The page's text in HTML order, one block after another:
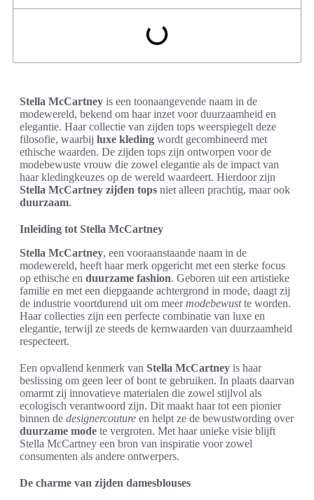
Stella McCartney is een toonaangevende naam in de
modewereld, bekend om haar inzet voor duurzaamheid en
elegantie. Haar collectie van zijden tops weerspiegelt deze
filosofie, waarbij luxe kleding wordt gecombineerd met
ethische waarden. De zijden tops zijn ontworpen voor de
modebewuste vrouw die zowel elegantie als de impact van
haar kledingkeuzes op de wereld waardeert. Hierdoor zijn
Stella McCartney zijden tops niet alleen prachtig, maar ook
duurzaam.
Inleiding tot Stella McCartney
Stella McCartney, een vooraanstaande naam in de
modewereld, heeft haar merk opgericht met een sterke focus
op ethische en duurzame fashion. Geboren uit een artistieke
familie en met een diepgaande achtergrond in mode, daagt zij
de industrie voortdurend uit om meermodebewustte worden.
Haar collecties zijn een perfecte combinatie van luxe en
elegantie, terwijl ze steeds de kernwaarden van duurzaamheid
respecteert.
Een opvallend kenmerk van Stella McCartney is haar
beslissing om geen leer of bont te gebruiken. In plaats daarvan
omarmt zij innovatieve materialen die zowel stijlvol als
ecologisch verantwoord zijn. Dit maakt haar tot een pionier
binnen de designercouture en helpt ze de bewustwording over
duurzame mode te vergroten. Met haar unieke visie blijft
Stella McCartney een bron van inspiratie voor zowel
consumenten als andere ontwerpers.
De charme van zijden damesblouses